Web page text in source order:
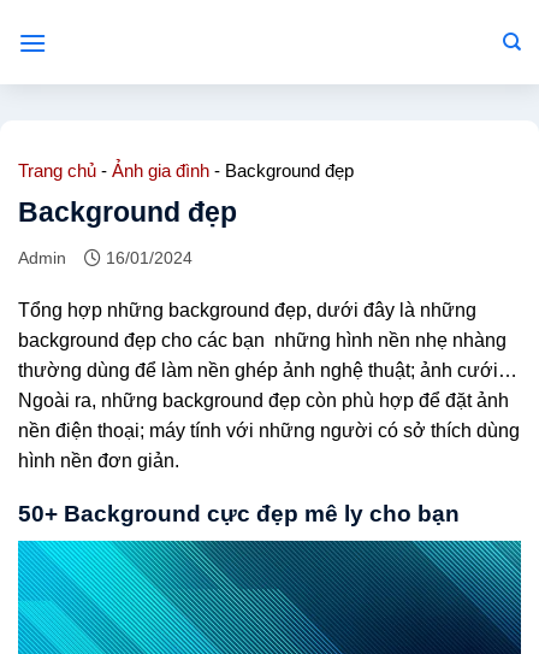
qua
Trang chủ - Ảnh gia đình - Background đẹp
Background đẹp
Admin 16/01/2024
Tổng hợp những background đẹp, dưới đây là những
background đẹp cho các bạn những hình nền nhẹ nhàng
thường dùng để làm nền ghép ảnh nghệ thuật; ảnh cưới…
Ngoài ra, những background đẹp còn phù hợp để đặt ảnh
nền điện thoại; máy tính với những người có sở thích dùng
hình nền đơn giản.
50+ Background cực đẹp mê ly cho bạn